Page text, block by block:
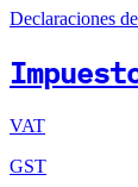
Declaraciones
VAT
GST